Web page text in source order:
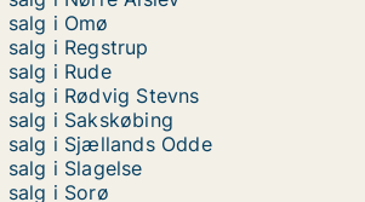
i Omø
i Regstrup
i Rude
i Rødvig Stevns
i Sakskøbing
salg i Sjællands Odde
i Slagelse
salg i Sorø